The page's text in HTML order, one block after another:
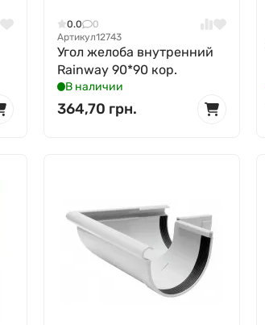
0.0
0
Артикул12743
Угол желоба внутренний
Rainway 90*90 кор.
В наличии
364,70 грн.